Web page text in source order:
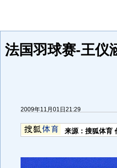
法国羽球赛-王仪
2009年11月01日21:29
来源： 搜狐体育